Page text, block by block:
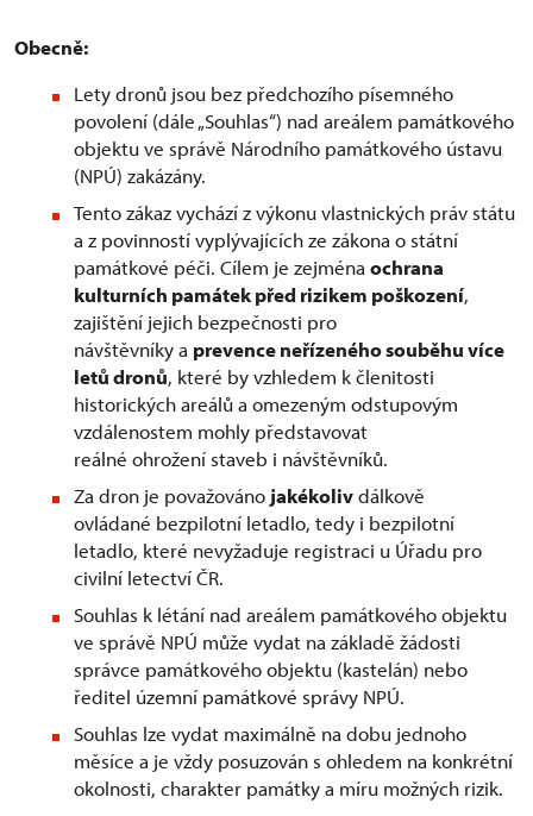
Obecně:
Lety dronů jsou bez předchozího písemného
povolení (dále „Souhlas“) nad areálem památkového
objektu ve správě Národního památkového ústavu
(NPÚ) zakázány.
Tento zákaz vychází z výkonu vlastnických práv státu
a z povinností vyplývajících ze zákona o státní
památkové péči. Cílem je zejména ochrana
kulturních památek před rizikem poškození,
zajištění jejich bezpečnosti pro
návštěvníky a prevence neřízeného souběhu více
letů dronů, které by vzhledem k členitosti
historických areálů a omezeným odstupovým
vzdálenostem mohly představovat
reálné ohrožení staveb i návštěvníků.
Za dron je považováno jakékolivdálkově
ovládané bezpilotní letadlo, tedy i bezpilotní
letadlo, které nevyžaduje registraci u Úřadu pro
civilní letectví ČR.
Souhlas k létání nad areálem památkového objektu
ve správě NPÚ může vydat na základě žádosti
správce památkového objektu (kastelán) nebo
ředitel územní památkové správy NPÚ.
Souhlas lze vydat maximálně na dobu jednoho
měsíce a je vždy posuzován s ohledem na konkrétní
okolnosti, charakter památky a míru možných rizik.